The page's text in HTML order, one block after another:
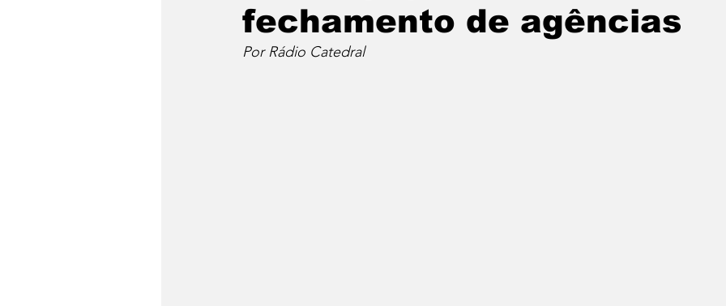
fechamento de agências
Por Rádio Catedral